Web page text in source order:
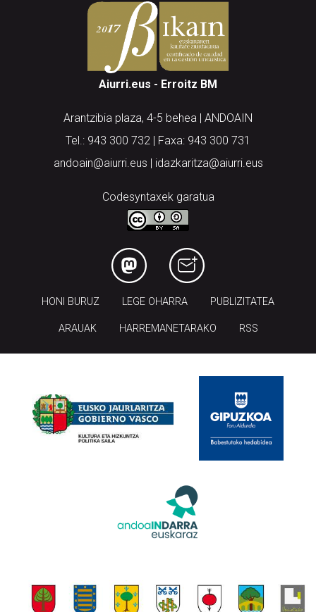
Aiurri.eus - Erroitz BM
Arantzibia plaza, 4-5 behea | ANDOAIN
Tel.: 943 300 732 | Faxa: 943 300 731
andoain@aiurri.eus | idazkaritza@aiurri.eus
Codesyntaxek garatua
HONI BURUZ LEGE OHARRA PUBLIZITATEA
ARAUAK HARREMANETARAKO RSS